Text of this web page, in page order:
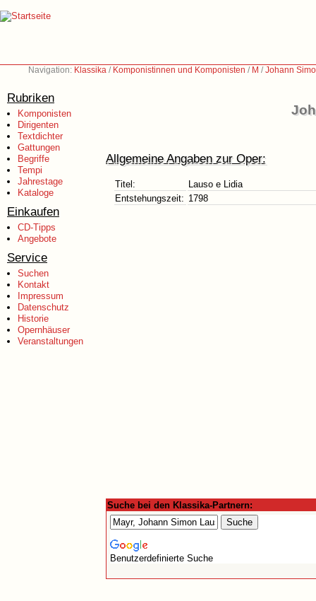
Navigation: Klassika / Komponistinnen und Komponisten / M /Johann
Rubriken
Komponisten
Dirigenten
Textdichter
Gattungen
Begriffe
Tempi
Jahrestage
Kataloge
Einkaufen
CD-Tipps
Angebote
Service
Suchen
Kontakt
Impressum
Datenschutz
Historie
Opernhäuser
Veranstaltungen
Allgemeine Angaben zur Oper:
Titel:
Lauso e Lidia
Entstehungszeit: 1798
Suche bei den Klassika-Partnern:
Benutzerdefinierte Suche